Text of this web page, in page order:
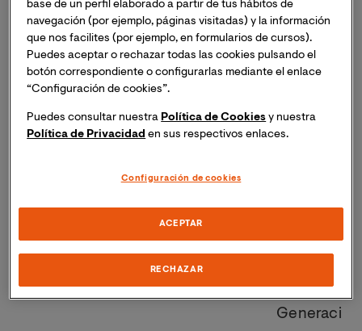
Maestría Oficial en
Generación
Ver todos los programas
base de un perfil elaborado a partir de tus hábitos de
navegación (por ejemplo, páginas visitadas) y la información
que nos facilites (por ejemplo, en formularios de cursos).
Puedes aceptar o rechazar todas las cookies pulsando el
botón correspondiente o configurarlas mediante el enlace
“Configuración de cookies”.
Puedes consultar nuestra Política de Cookies y nuestra
Política de Privacidad en sus respectivos enlaces.
Configuración de cookies
RECHAZAR
ACEPTAR